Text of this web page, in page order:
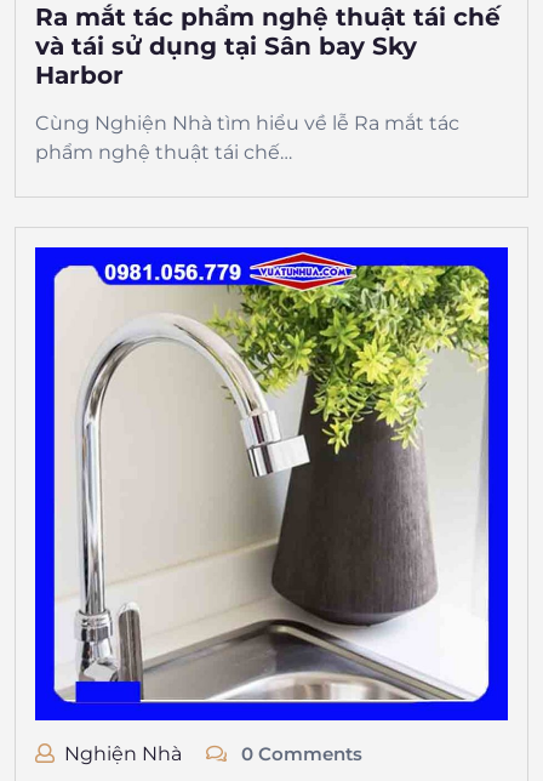
Ra mắt tác phẩm nghệ thuật tái chế
và tái sử dụng tại Sân bay Sky
Harbor
Cùng Nghiện Nhà tìm hiểu về lễ Ra mắt tác
phẩm nghệ thuật tái chế…
Nghiện Nhà 0 Comments